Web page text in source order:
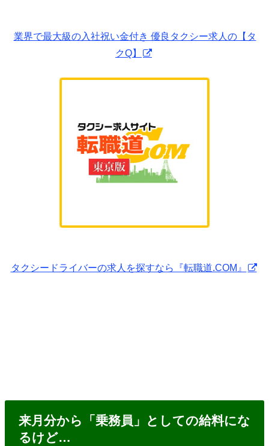
業界で最大級の入社祝い金付き 優良タクシー求人の【タ
クQ】
タクシードライバーの求人を探すなら『転職道.COM』
来月分から「乗務員」としての給料にな
るけど…